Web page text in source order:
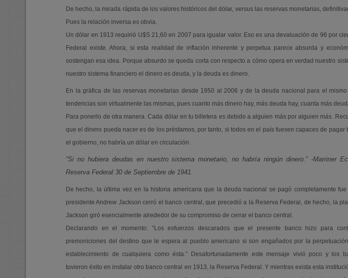
De hecho, la mirada rápida de los valores históricos del dólar, versus las reservas monetarias,
Pues la relación inversa es obvia.
Un dólar en 1913 requirió U$S 21,60 en 2007 para igualar valor. Eso es una devaluación de 96 por
Federal existe. Ahora, si esta realidad de inflación inherente y perpetua parece absurda y
sostengan esa idea. Porque absurdo se queda corta con respecto a cómo opera en verdad nuestro
nuestro sistema financiero el dinero es deuda, y la deuda es dinero.
En la gráfica de las reservas monetarias desde 1950 al 2006 y de la deuda nacional para el
tendencias son virtualmente las mismas, pues cuanto más dinero hay, más deuda hay, cuanta más
Para ponerlo de otra manera. Cada dólar en tu billetera es debido a alguien más por alguien más.
que el dinero pueda nacer es de los préstamos, por tanto, si todos en el país fuesen capaces de pagar
el gobierno, no habría un dólar en circulación.
“Si no hubiera deudas en nuestro sistema monetario, no habría ningún dinero.” -Marriner
Reserva Federal 30 de Septiembre de 1941.
De hecho, la última vez en la historia americana que la deuda nacional se pagó completamente
presidente Andrew Jackson cerró el banco central, que precedió a la Reserva Federal, de hecho, la
Jackson giró esencialmente alrededor de su compromiso de cerrar el banco central.
Declarando en el momento: “Los esfuerzos descarados que el presente banco hizo para
premoniciones del destino que le espera al pueblo americano si son engañados por la
establecimiento de cualquiera como ésta.” Desafortunadamente este mensaje vivió poco y los
tuvieron éxito en instalar otro banco central en 1913, la Reserva Federal. Y mientras exista esta